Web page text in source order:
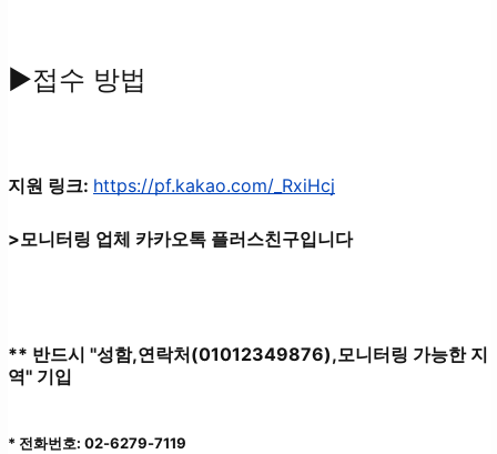
▶접수 방법
지원 링크: https://pf.kakao.com/_RxiHcj
>모니터링 업체 카카오톡 플러스친구입니다
** 반드시 ''성함,연락처(01012349876),모니터링 가능한 지
역'' 기입
* 전화번호: 02-6279-7119